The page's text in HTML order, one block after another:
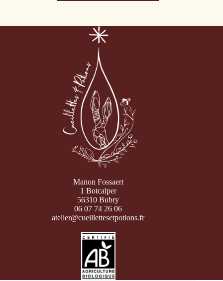
Manon Fossaert
1 Botcalper
56310 Bubry
06 07 74 26 06
atelier@cueillettesetpotions.fr